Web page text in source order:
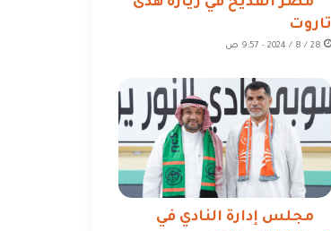
تاروت
28 / 8 / 2024 - 9:57 ص
مجلس إدارة النادي في